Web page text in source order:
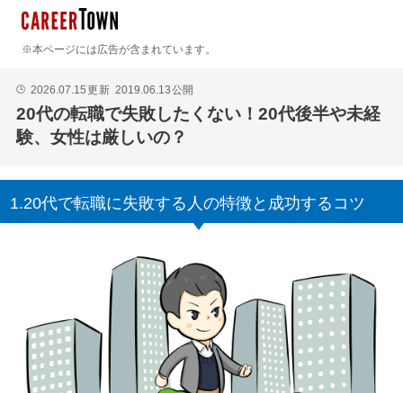
※本ページには広告が含まれています。
🕒 2026.07.15更新 2019.06.13公開
20代の転職で失敗したくない！20代後半や未経
験、女性は厳しいの？
1.20代で転職に失敗する人の特徴と成功するコツ